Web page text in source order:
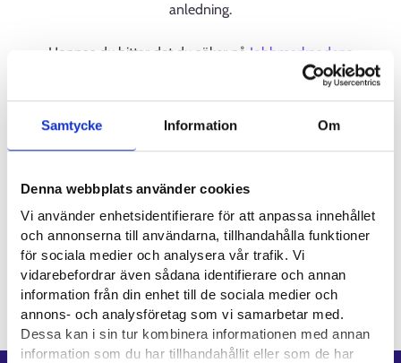
Samtycke Information Om
Denna webbplats använder cookies
Vi använder enhetsidentifierare för att anpassa innehållet
och annonserna till användarna, tillhandahålla funktioner
för sociala medier och analysera vår trafik. Vi
vidarebefordrar även sådana identifierare och annan
information från din enhet till de sociala medier och
annons- och analysföretag som vi samarbetar med.
Dessa kan i sin tur kombinera informationen med annan
information som du har tillhandahållit eller som de har
anledning.
Hoppas du hittar det du söker på Jobbmarknadens